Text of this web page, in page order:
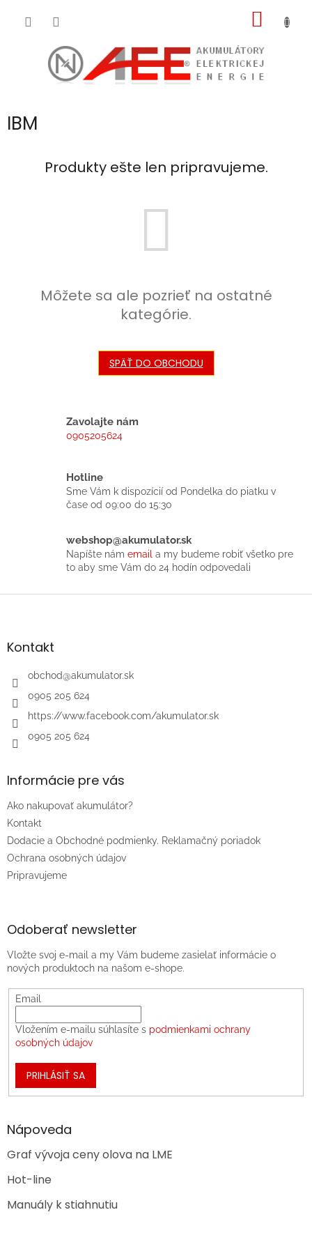
IBM
Produkty ešte len pripravujeme.
Môžete sa ale pozrieť na ostatné
kategórie.
SPÄŤ DO OBCHODU
Zavolajte nám
0905205624
Hotline
Sme Vám k dispozícií od Pondelka do piatku v
čase od 09:00 do 15:30
webshop@akumulator.sk
Napíšte nám email a my budeme robiť všetko pre
to aby sme Vám do 24 hodín odpovedali
Z
äKontakt
obchod@akumulator.sk
0905 205 624
https://www.facebook.com/akumulator.sk
0905 205 624
Informácie pre vás
Ako nakupovať akumulátor?
Kontakt
Dodacie a Obchodné podmienky. Reklamačný poriadok
Ochrana osobných údajov
Pripravujeme
Odoberať newsletter
Vložte svoj e-mail a my Vám budeme zasielať informácie o
nových produktoch na našom e-shope.
Email
Vložením e-mailu súhlasíte s podmienkami ochrany
osobných údajov
PRIHLÁSIŤ SA
Nápoveda
Graf vývoja ceny olova na LME
Hot-line
Manuály k stiahnutiu